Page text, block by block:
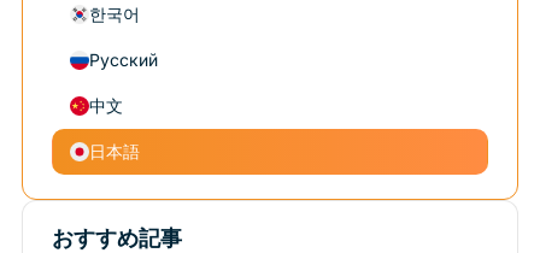
한국어
Русский
中文
日本語
おすすめ記事